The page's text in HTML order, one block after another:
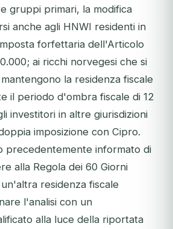
gruppi primari, la modifica
anche agli HNWI residenti in
forfettaria dell'Articolo
ai ricchi norvegesi che si
la residenza fiscale
il periodo d'ombra fiscale di 12
investitori in altre giurisdizioni
imposizione con Cipro.
precedentemente informato di
alla Regola dei 60 Giorni
residenza fiscale
l'analisi con un
alla luce della riportata